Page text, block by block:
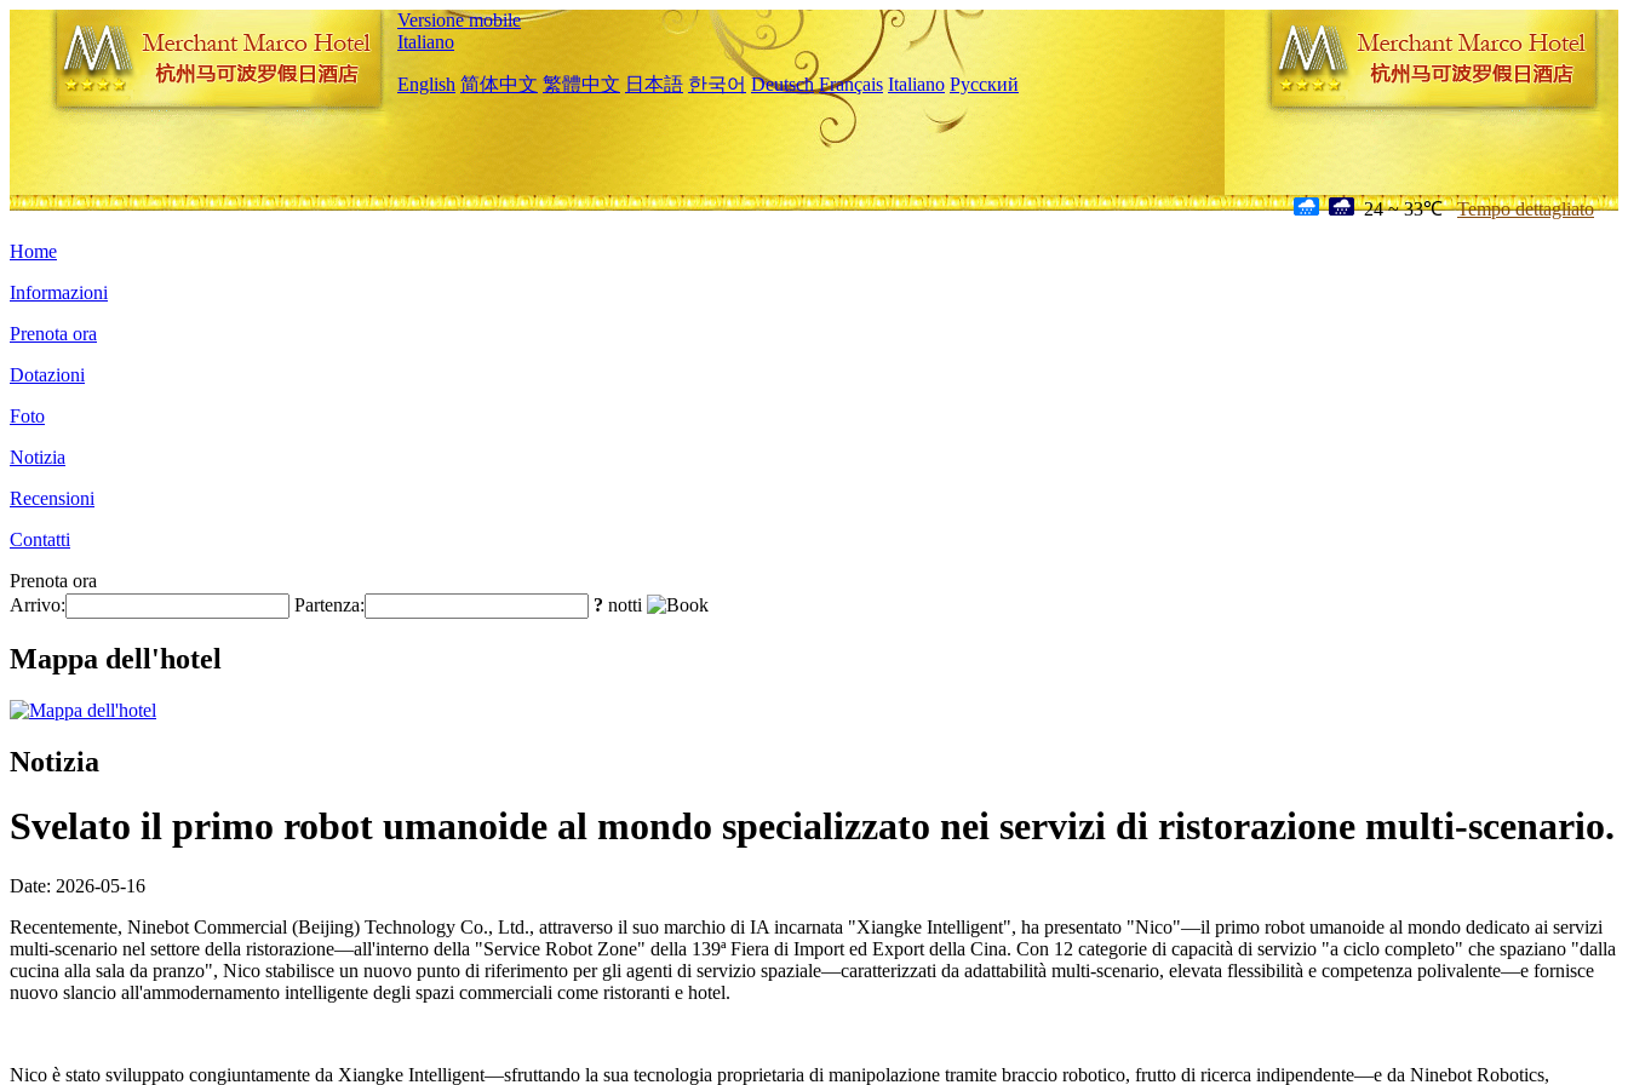
Versione mobile
Italiano
English 简体中文 繁體中文 日本語 한국어 Deutsch Français Italiano Русский
24 ~ 33℃ Tempo dettagliato
Home
Informazioni
Prenota ora
Dotazioni
Foto
Notizia
Recensioni
Contatti
Prenota ora
Arrivo:
Partenza: ? notti
Mappa dell'hotel
Notizia
Svelato il primo robot umanoide al mondo specializzato nei servizi di ristorazione multi-scenario.
Date: 2026-05-16
Recentemente, Ninebot Commercial (Beijing) Technology Co., Ltd., attraverso il suo marchio di IA incarnata "Xiangke Intelligent", ha presentato "Nico"—il primo robot umanoide al mondo dedicato ai servizi
multi-scenario nel settore della ristorazione—all'interno della "Service Robot Zone" della 139ª Fiera di Import ed Export della Cina. Con 12 categorie di capacità di servizio "a ciclo completo" che spaziano "dalla
cucina alla sala da pranzo", Nico stabilisce un nuovo punto di riferimento per gli agenti di servizio spaziale—caratterizzati da adattabilità multi-scenario, elevata flessibilità e competenza polivalente—e fornisce
nuovo slancio all'ammodernamento intelligente degli spazi commerciali come ristoranti e hotel.
Nico è stato sviluppato congiuntamente da Xiangke Intelligent—sfruttando la sua tecnologia proprietaria di manipolazione tramite braccio robotico, frutto di ricerca indipendente—e da Ninebot Robotics,